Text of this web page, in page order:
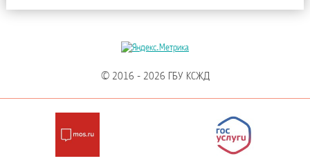
© 2016 - 2026 ГБУ КСЖД